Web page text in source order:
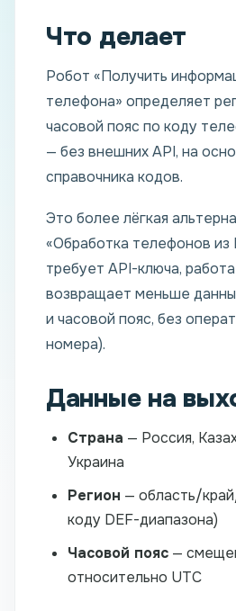
Что делает
Робот «Получить
телефона» определяет
часовой пояс по коду
— без внешних API, на
справочника кодов.
Это более лёгкая
«Обработка телефонов из
требует API-ключа,
возвращает меньше
и часовой пояс, без
номера).
Данные на
Страна — Россия,
Украина
Регион — область/
коду DEF-диапазона)
Часовой пояс —
относительно UTC